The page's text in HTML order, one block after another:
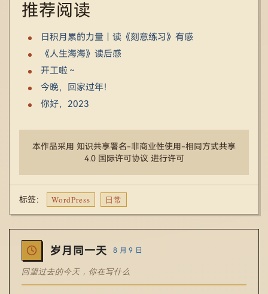
推荐阅读
日积月累的力量｜读《刻意练习》有感
《人生海海》读后感
开工啦～
今晚，回家过年！
你好，2023
本作品采用 知识共享署名-非商业性使用-相同方式共享
4.0 国际许可协议 进行许可
标签： WordPress 日常
岁月同一天 8 月 9 日
回望过去的今天，你在写什么